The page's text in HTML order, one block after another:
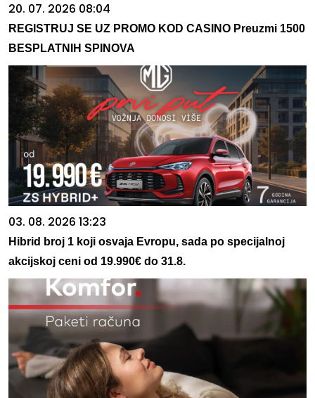
20. 07. 2026 08:04
REGISTRUJ SE UZ PROMO KOD CASINO Preuzmi 1500
BESPLATNIH SPINOVA
03. 08. 2026 13:23
Hibrid broj 1 koji osvaja Evropu, sada po specijalnoj
akcijskoj ceni od 19.990€ do 31.8.